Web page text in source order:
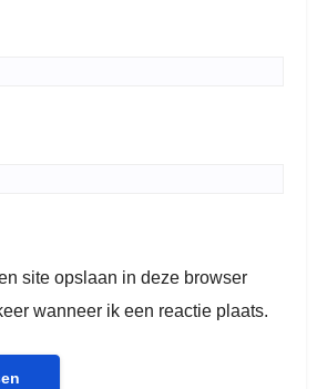
site opslaan in deze browser
wanneer ik een reactie plaats.